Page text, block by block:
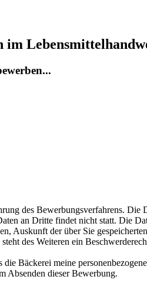
im
des Bewerbungsverfahrens.
an Dritte findet nicht statt. Die
Auskunft der über Sie
des Weiteren ein
Bäckerei meine
Absenden dieser Bewerbung.